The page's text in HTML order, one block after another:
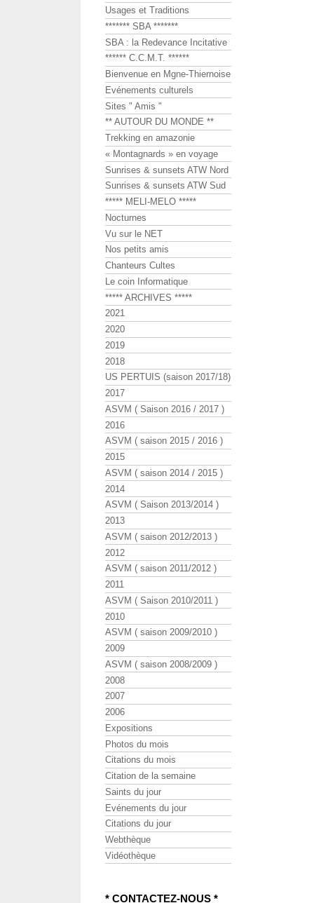
Usages et Traditions
******* SBA *******
SBA : la Redevance Incitative
****** C.C.M.T. ******
Bienvenue en Mgne-Thiernoise
Evénements culturels
Sites " Amis "
** AUTOUR DU MONDE **
Trekking en amazonie
« Montagnards » en voyage
Sunrises & sunsets ATW Nord
Sunrises & sunsets ATW Sud
***** MELI-MELO *****
Nocturnes
Vu sur le NET
Nos petits amis
Chanteurs Cultes
Le coin Informatique
***** ARCHIVES *****
2021
2020
2019
2018
US PERTUIS (saison 2017/18)
2017
ASVM ( Saison 2016 / 2017 )
2016
ASVM ( saison 2015 / 2016 )
2015
ASVM ( saison 2014 / 2015 )
2014
ASVM ( Saison 2013/2014 )
2013
ASVM ( saison 2012/2013 )
2012
ASVM ( saison 2011/2012 )
2011
ASVM ( Saison 2010/2011 )
2010
ASVM ( saison 2009/2010 )
2009
ASVM ( saison 2008/2009 )
2008
2007
2006
Expositions
Photos du mois
Citations du mois
Citation de la semaine
Saints du jour
Evénements du jour
Citations du jour
Webthèque
Vidéothèque
* CONTACTEZ-NOUS *